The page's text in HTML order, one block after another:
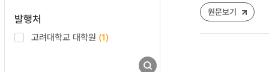
발행처
고려대학교 대학원 (1)
원문보기